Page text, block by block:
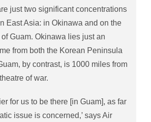
just two significant concentrations
East Asia: in Okinawa and on the
Guam. Okinawa lies just an
from both the Korean Peninsula
by contrast, is 1000 miles from
of war.
for us to be there [in Guam], as far
issue is concerned,’ says Air